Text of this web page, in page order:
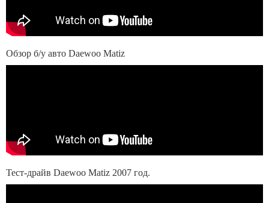
Обзор б/у авто Daewoo Matiz
Тест-драйв Daewoo Matiz 2007 год.